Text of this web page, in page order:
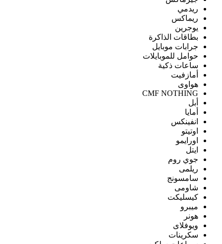
ريدمي
ريماكس
يوجرين
بطاقات الذاكرة
جرابات موبايل
حوامل للموبايلات
ساعات ذكية
أمازفيت
هواوى
CMF NOTHING
أبل
أمايا
انفينكس
اوتيتو
اورايمو
ايتل
جوي روم
ريلمى
سامسونج
شاومى
كيسليكت
ميبرو
هونر
ويوفلاى
سكرينات